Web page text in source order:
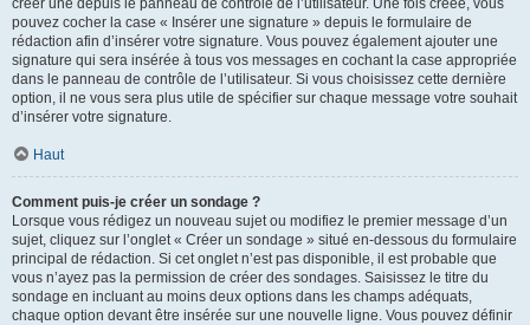
créer une depuis le panneau de contrôle de l’utilisateur. Une fois créée, vous
pouvez cocher la case « Insérer une signature » depuis le formulaire de
rédaction afin d’insérer votre signature. Vous pouvez également ajouter une
signature qui sera insérée à tous vos messages en cochant la case appropriée
dans le panneau de contrôle de l’utilisateur. Si vous choisissez cette dernière
option, il ne vous sera plus utile de spécifier sur chaque message votre souhait
d’insérer votre signature.
Haut
Comment puis-je créer un sondage ?
Lorsque vous rédigez un nouveau sujet ou modifiez le premier message d’un
sujet, cliquez sur l’onglet « Créer un sondage » situé en-dessous du formulaire
principal de rédaction. Si cet onglet n’est pas disponible, il est probable que
vous n’ayez pas la permission de créer des sondages. Saisissez le titre du
sondage en incluant au moins deux options dans les champs adéquats,
chaque option devant être insérée sur une nouvelle ligne. Vous pouvez définir